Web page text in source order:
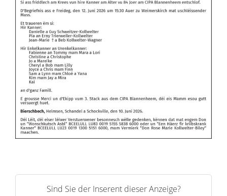
Sind Sie der Inserent dieser Anzeige?